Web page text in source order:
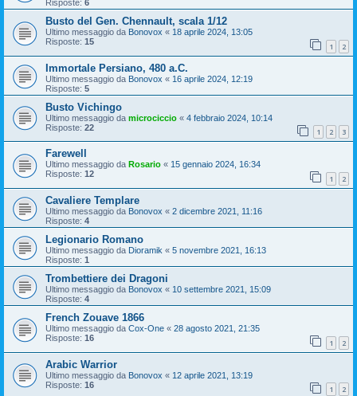
Risposte: 6
Busto del Gen. Chennault, scala 1/12
Ultimo messaggio da Bonovox « 18 aprile 2024, 13:05
Risposte: 15 1 2
Immortale Persiano, 480 a.C.
Ultimo messaggio da Bonovox « 16 aprile 2024, 12:19
Risposte: 5
Busto Vichingo
Ultimo messaggio da microciccio « 4 febbraio 2024, 10:14
Risposte: 22 1 2 3
Farewell
Ultimo messaggio da Rosario « 15 gennaio 2024, 16:34
Risposte: 12 1 2
Cavaliere Templare
Ultimo messaggio da Bonovox « 2 dicembre 2021, 11:16
Risposte: 4
Legionario Romano
Ultimo messaggio da Dioramik « 5 novembre 2021, 16:13
Risposte: 1
Trombettiere dei Dragoni
Ultimo messaggio da Bonovox « 10 settembre 2021, 15:09
Risposte: 4
French Zouave 1866
Ultimo messaggio da Cox-One « 28 agosto 2021, 21:35
Risposte: 16 1 2
Arabic Warrior
Ultimo messaggio da Bonovox « 12 aprile 2021, 13:19
Risposte: 16 1 2